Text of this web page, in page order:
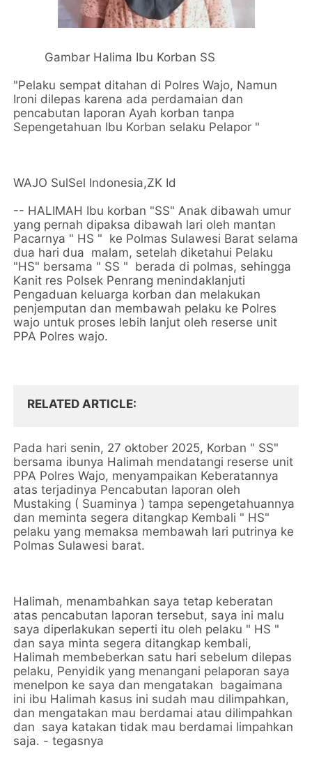
Gambar Halima Ibu Korban SS
"Pelaku sempat ditahan di Polres Wajo, Namun
Ironi dilepas karena ada perdamaian dan
pencabutan laporan Ayah korban tanpa
Sepengetahuan Ibu Korban selaku Pelapor "
WAJO SulSel Indonesia,ZK Id
-- HALIMAH Ibu korban "SS" Anak dibawah umur
yang pernah dipaksa dibawah lari oleh mantan
Pacarnya " HS " ke Polmas Sulawesi Barat selama
dua hari dua malam, setelah diketahui Pelaku
"HS" bersama " SS " berada di polmas, sehingga
Kanit res Polsek Penrang menindaklanjuti
Pengaduan keluarga korban dan melakukan
penjemputan dan membawah pelaku ke Polres
wajo untuk proses lebih lanjut oleh reserse unit
PPA Polres wajo.
RELATED ARTICLE
Pada hari senin, 27 oktober 2025, Korban " SS"
bersama ibunya Halimah mendatangi reserse unit
PPA Polres Wajo, menyampaikan Keberatannya
atas terjadinya Pencabutan laporan oleh
Mustaking ( Suaminya ) tampa sepengetahuannya
dan meminta segera ditangkap Kembali " HS"
pelaku yang memaksa membawah lari putrinya ke
Polmas Sulawesi barat.
Halimah, menambahkan saya tetap keberatan
atas pencabutan laporan tersebut, saya ini malu
saya diperlakukan seperti itu oleh pelaku " HS "
dan saya minta segera ditangkap kembali,
Halimah membeberkan satu hari sebelum dilepas
pelaku, Penyidik yang menangani pelaporan saya
menelpon ke saya dan mengatakan bagaimana
ini ibu Halimah kasus ini sudah mau dilimpahkan,
dan mengatakan mau berdamai atau dilimpahkan
dan saya katakan tidak mau berdamai limpahkan
saja. - tegasnya